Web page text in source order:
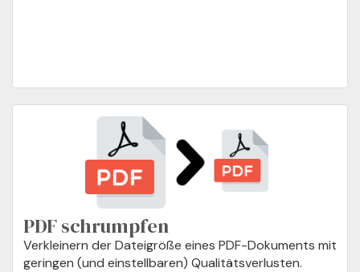
PDF schrumpfen
Verkleinern der Dateigröße eines PDF-Dokuments mit
geringen (und einstellbaren) Qualitätsverlusten.